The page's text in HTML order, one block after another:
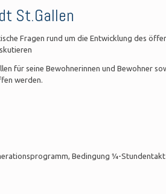
St.Gallen
Fragen rund um die Entwicklung des
für seine Bewohnerinnen und Bewohner
werden.
Bedingung ¼-Stundentakt